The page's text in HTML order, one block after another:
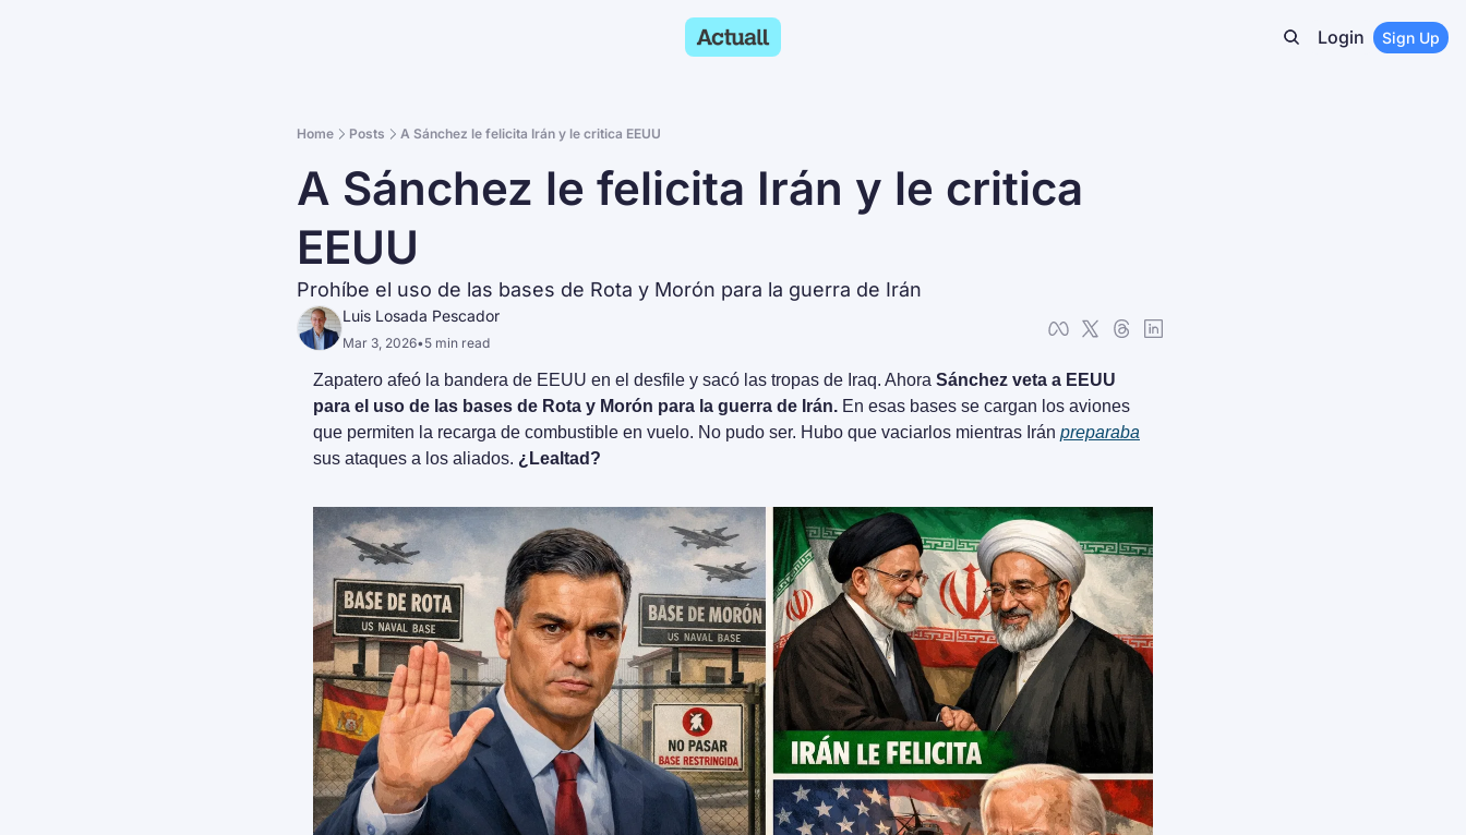
Login Sign Up
Home Posts A Sánchez le felicita Irán y le critica EEUU
A Sánchez le felicita Irán y le critica
EEUU
Prohíbe el uso de las bases de Rota y Morón para la guerra de Irán
Luis Losada Pescador
Mar 3, 2026•5 min read
Zapatero afeó la bandera de EEUU en el desfile y sacó las tropas de Iraq. Ahora Sánchez veta a EEUU
para el uso de las bases de Rota y Morón para la guerra de Irán. En esas bases se cargan los aviones
que permiten la recarga de combustible en vuelo. No pudo ser. Hubo que vaciarlos mientras Irán preparaba
sus ataques a los aliados. ¿Lealtad?